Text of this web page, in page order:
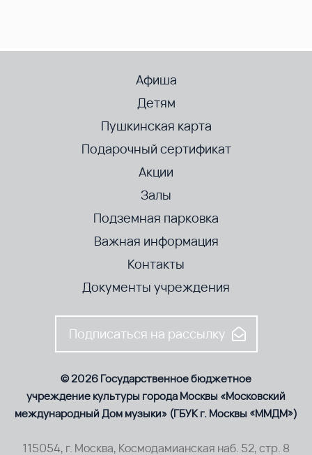
Афиша
Детям
Пушкинская карта
Подарочный сертификат
Акции
Залы
Подземная парковка
Важная информация
Контакты
Документы учреждения
Подписаться на рассылку
© 2026 Государственное бюджетное
учреждение культуры города Москвы «Московский
международный Дом музыки» (ГБУК г. Москвы «ММДМ»)
115054, г. Москва, Космодамианская наб. 52, стр. 8